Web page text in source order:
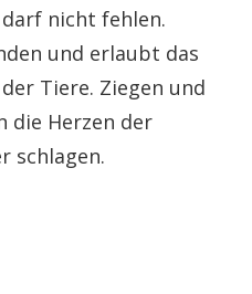
nicht fehlen.
und erlaubt das
Tiere. Ziegen und
die Herzen der
schlagen.